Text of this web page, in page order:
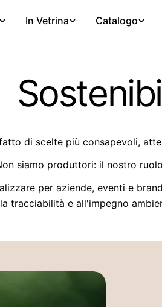
In Vetrina Catalogo
di scelte più consapevoli,
siamo produttori: il nostro
per aziende, eventi e
tracciabilità e all'impegno